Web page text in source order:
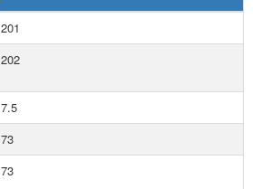
201
202
7.5
73
73